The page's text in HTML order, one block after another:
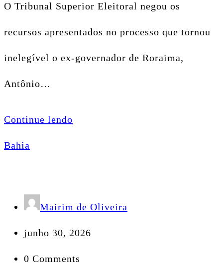
O Tribunal Superior Eleitoral negou os
recursos apresentados no processo que tornou
inelegível o ex-governador de Roraima,
Antônio…
Continue lendo
Bahia
Mairim de Oliveira
junho 30, 2026
0 Comments